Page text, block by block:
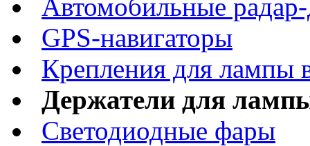
Автомобильные
GPS-навигаторы
Крепления для лампы
Держатели для
Светодиодные фары